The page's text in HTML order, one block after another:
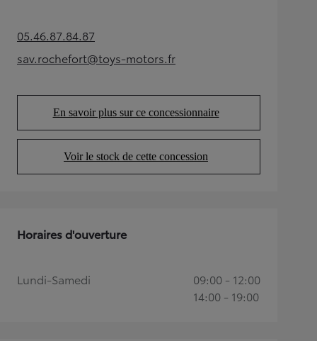
05.46.87.84.87(Opens in new tab)
sav.rochefort@toys-motors.fr
(Opens in new tab)
En savoir plus sur ce concessionnaire
(Opens in new tab)
Voir le stock de cette concession
(Opens in new tab)
Horaires d'ouverture
Lundi-Samedi
09:00 - 12:00
14:00 - 19:00